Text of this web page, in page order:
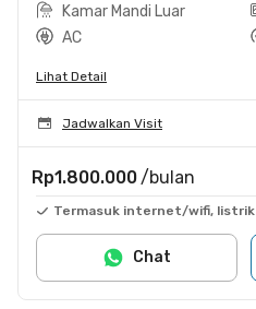
Kamar Mandi Luar
AC
Lihat Detail
Jadwalkan Visit
Rp1.800.000 /bulan
Termasuk internet/wifi, listrik
Chat